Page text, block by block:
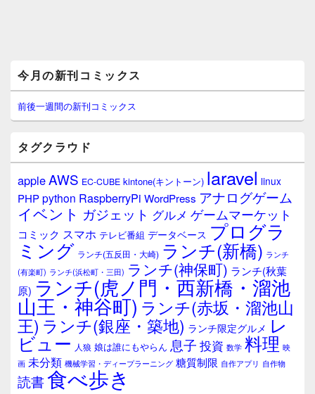
イ
ン
サ
イ
ウ
ィ
ジ
ェ
ア
今月の新刊コミックス
前後一週間の新刊コミックス
タグクラウド
appleAWS EC-CUBE kintone(キントーン) laravel linux
PHPpython RaspberryPi WordPress アナログゲーム
イベント ガジェット グルメ ゲームマーケット
コミック スマホ テレビ番組 データベース プログラ
ミング ランチ(五反田・大崎) ランチ(新橋) ランチ
(有楽町) ランチ(浜松町・三田) ランチ(神保町) ランチ(秋葉
原) ランチ(虎ノ門・西新橋・溜池
山王・神谷町) ランチ(赤坂・溜池山
王) ランチ(銀座・築地) ランチ限定グルメ レ
ビュー 人狼 娘は誰にもやらん 息子 投資 数学 料理 映
画 未分類 機械学習・ディープラーニング 糖質制限 自作アプリ 自作物
読書食べ歩き